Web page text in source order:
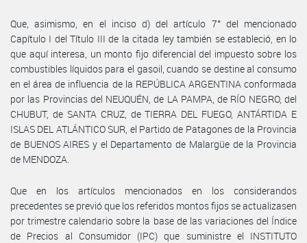
Que, asimismo, en el inciso d) del artículo 7° del mencionado
Capítulo I del Título III de la citada ley también se estableció, en lo
que aquí interesa, un monto fijo diferencial del impuesto sobre los
combustibles líquidos para el gasoil, cuando se destine al consumo
en el área de influencia de la REPÚBLICA ARGENTINA conformada
por las Provincias del NEUQUÉN, de LA PAMPA, de RÍO NEGRO, del
CHUBUT, de SANTA CRUZ, de TIERRA DEL FUEGO, ANTÁRTIDA E
ISLAS DEL ATLÁNTICO SUR, el Partido de Patagones de la Provincia
de BUENOS AIRES y el Departamento de Malargüe de la Provincia
de MENDOZA.
Que en los artículos mencionados en los considerandos
precedentes se previó que los referidos montos fijos se actualizasen
por trimestre calendario sobre la base de las variaciones del Índice
de Precios al Consumidor (IPC) que suministre el INSTITUTO